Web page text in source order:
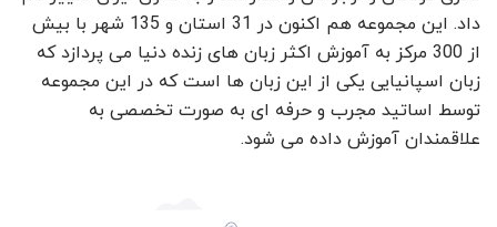
داد. این مجموعه هم اکنون در 31 استان و 135 شهر با بیش
از 300 مرکز به آموزش اکثر زبان های زنده دنیا می پردازد که
زبان اسپانیایی یکی از این زبان ها است که در این مجموعه
توسط اساتید مجرب و حرفه ای به صورت تخصصی به
علاقمندان آموزش داده می شود.